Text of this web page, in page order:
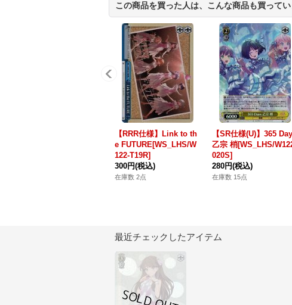
この商品を買った人は、こんな商品も買って
【RRR仕様】Link to th
e FUTURE[WS_LHS/W
122-T19R]
300円(税込)
在庫数 2点
【SR仕様(U)】365
乙宗 梢[WS_LHS/
020S]
280円(税込)
在庫数 15点
最近チェックしたアイテム